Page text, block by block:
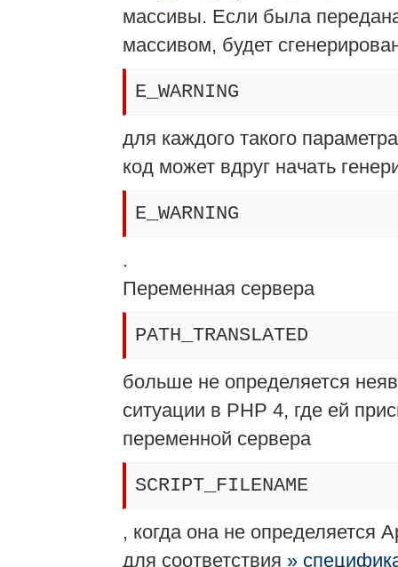
массивы. Если была
массивом, будет
E_WARNING
для каждого такого
код может вдруг начать
E_WARNING
.
Переменная сервера
PATH_TRANSLATED
больше не определяется
ситуации в PHP 4, где ей
переменной сервера
SCRIPT_FILENAME
, когда она не определяется
для соответствия »